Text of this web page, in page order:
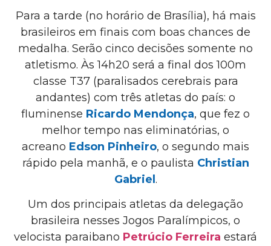
Para a tarde (no horário de Brasília), há mais
brasileiros em finais com boas chances de
medalha. Serão cinco decisões somente no
atletismo. Às 14h20 será a final dos 100m
classe T37 (paralisados cerebrais para
andantes) com três atletas do país: o
fluminense Ricardo Mendonça, que fez o
melhor tempo nas eliminatórias, o
acreano Edson Pinheiro, o segundo mais
rápido pela manhã, e o paulista Christian
Gabriel .
Um dos principais atletas da delegação
brasileira nesses Jogos Paralímpicos, o
velocista paraibano Petrúcio Ferreira estará